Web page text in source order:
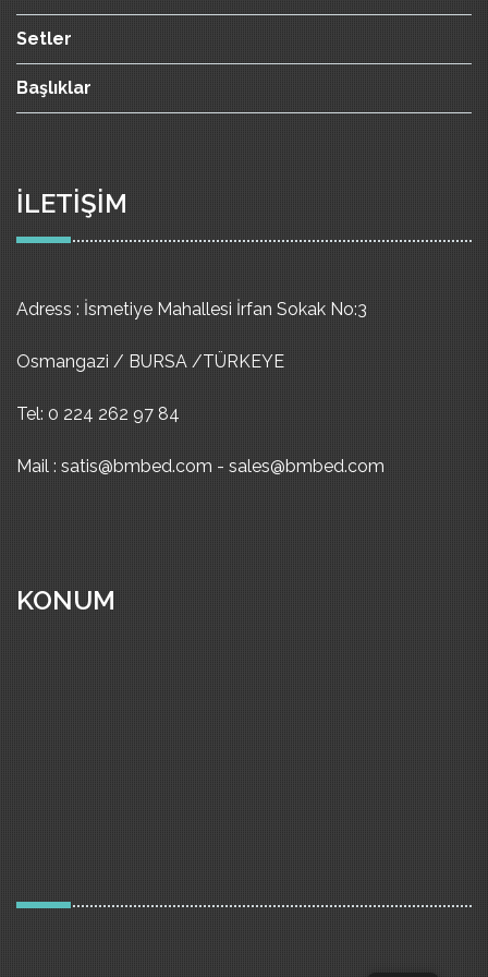
Setler
Başlıklar
İLETİŞİM
Adress : İsmetiye Mahallesi İrfan Sokak No:3
Osmangazi / BURSA /TÜRKEYE
Tel: 0 224 262 97 84
Mail : satis@bmbed.com - sales@bmbed.com
KONUM